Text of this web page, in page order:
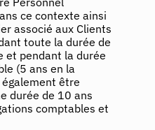
ce contexte ainsi
associé aux Clients
toute la durée de
et pendant la durée
(5 ans en la
être
durée de 10 ans
comptables et